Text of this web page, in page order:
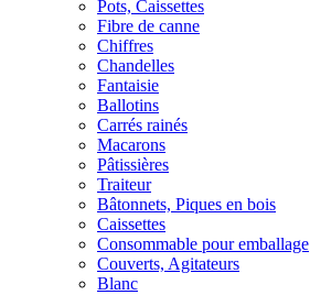
Pots, Caissettes
Fibre de canne
Chiffres
Chandelles
Fantaisie
Ballotins
Carrés rainés
Macarons
Pâtissières
Traiteur
Bâtonnets, Piques en bois
Caissettes
Consommable pour emballage
Couverts, Agitateurs
Blanc